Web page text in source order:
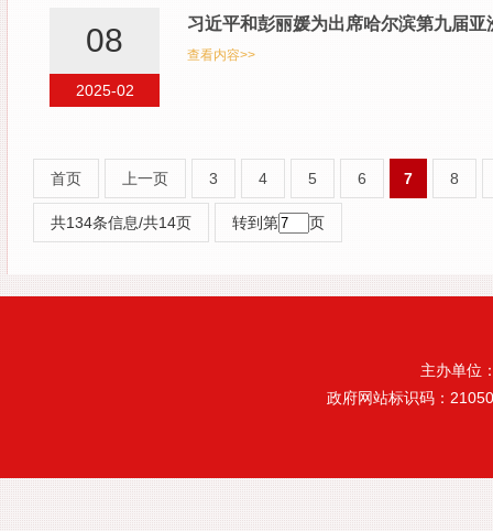
2025-02
08 习近平和彭丽媛为出席哈尔滨第九届
查看内容>>
首页 上一页 3 4 5 6 7 8
共134条信息/共14页 转到第 页
主办单位
政府网站标识码：